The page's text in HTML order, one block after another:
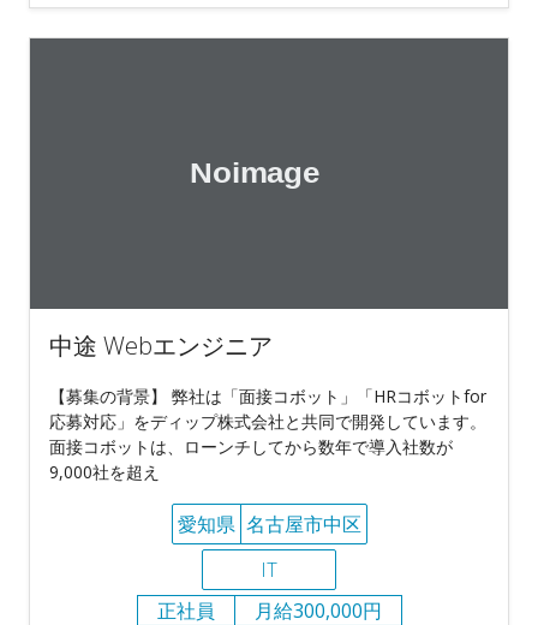
中途 Webエンジニア
【募集の背景】 弊社は「面接コボット」「HRコボットfor
応募対応」をディップ株式会社と共同で開発しています。
面接コボットは、ローンチしてから数年で導入社数が
9,000社を超え
愛知県 名古屋市中区
IT
正社員
月給300,000円